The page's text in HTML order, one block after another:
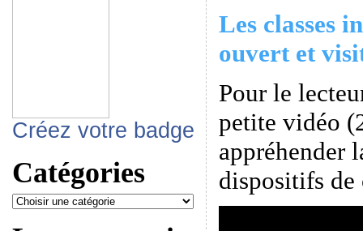
Créez votre badge
Catégories
Les classes
ouvert et
Pour le
petite vidéo
appréhender
dispositifs de